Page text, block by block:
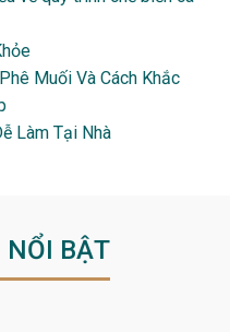
Muối Và Cách Khắc
Làm Tại Nhà
BẬT